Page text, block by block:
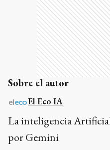
Sobre el autor
El Eco IA
La inteligencia
por Gemini